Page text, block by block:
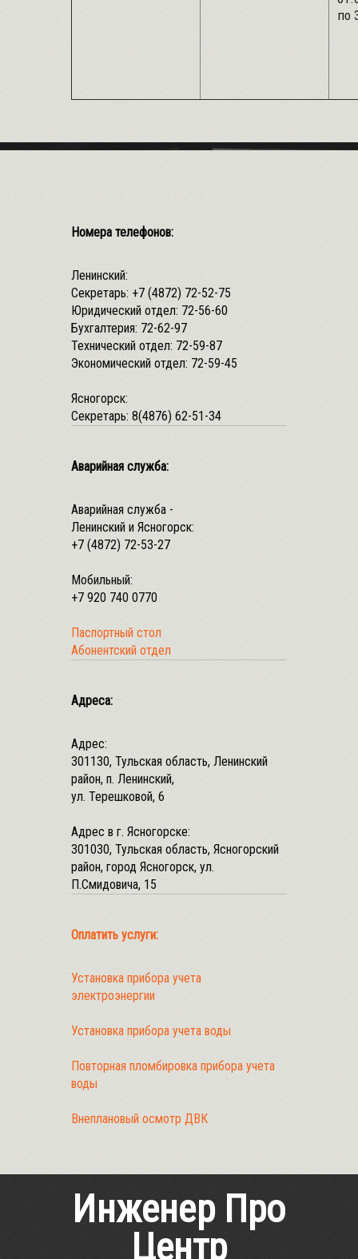
по
Номера телефонов:
Ленинский:
Секретарь: +7 (4872) 72-52-75
Юридический отдел: 72-56-60
Бухгалтерия: 72-62-97
Технический отдел: 72-59-87
Экономический отдел: 72-59-45
Ясногорск:
Секретарь: 8(4876) 62-51-34
Аварийная служба:
Аварийная служба -
Ленинский и Ясногорск:
+7 (4872) 72-53-27
Мобильный:
+7 920 740 0770
Паспортный стол
Абонентский отдел
Адреса:
Адрес:
301130, Тульская область, Ленинский
район, п. Ленинский,
ул. Терешковой, 6
Адрес в г. Ясногорске:
301030, Тульская область, Ясногорский
район, город Ясногорск, ул.
П.Смидовича, 15
Оплатить услуги:
Установка прибора учета
электроэнергии
Установка прибора учета воды
Повторная пломбировка прибора учета
воды
Внеплановый осмотр ДВК
Инженер Про
Центр